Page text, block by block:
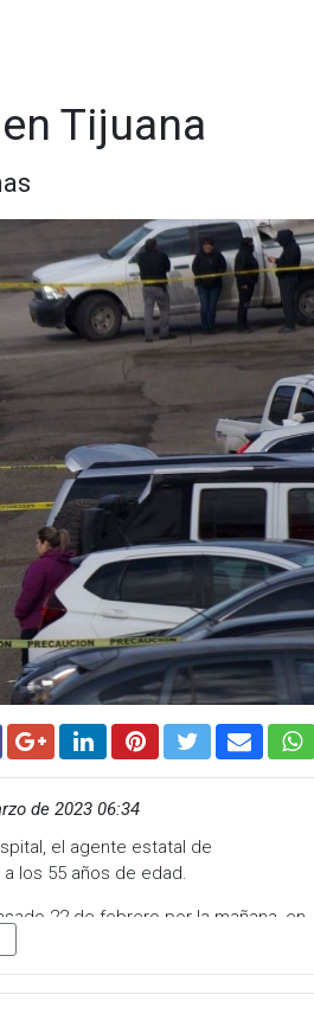
| Twitter:@cadena_noticias|
@CadenaNoticias| Telegram:
Tijuana
de 2023 06:34
el agente estatal de
los 55 años de edad.
22 de febrero por la mañana, en